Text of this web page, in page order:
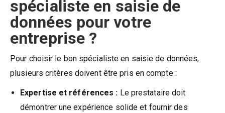
spécialiste en saisie de
données pour votre
entreprise ?
Pour choisir le bon spécialiste en saisie de données,
plusieurs critères doivent être pris en compte :
Expertise et références : Le prestataire doit
démontrer une expérience solide et fournir des